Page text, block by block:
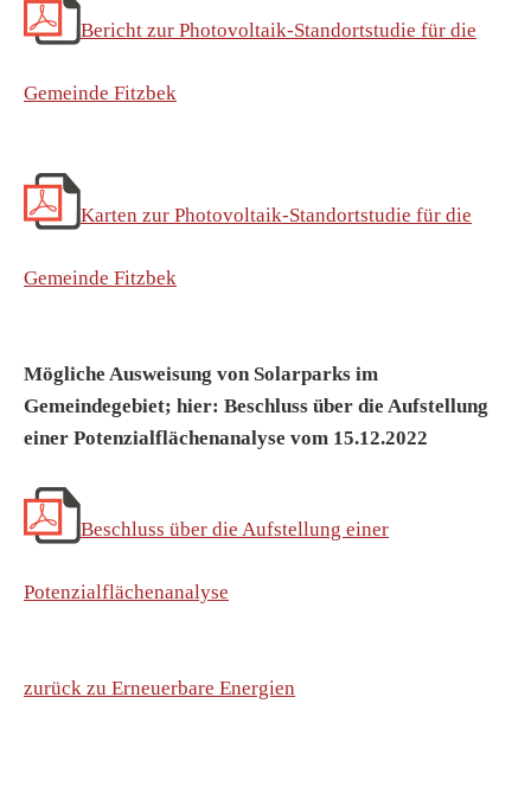
Bericht zur Photovoltaik-Standortstudie für die
Gemeinde Fitzbek
Karten zur Photovoltaik-Standortstudie für die
Gemeinde Fitzbek
Mögliche Ausweisung von Solarparks im
Gemeindegebiet; hier: Beschluss über die Aufstellung
einer Potenzialflächenanalyse vom 15.12.2022
Beschluss über die Aufstellung einer
Potenzialflächenanalyse
zurück zu Erneuerbare Energien